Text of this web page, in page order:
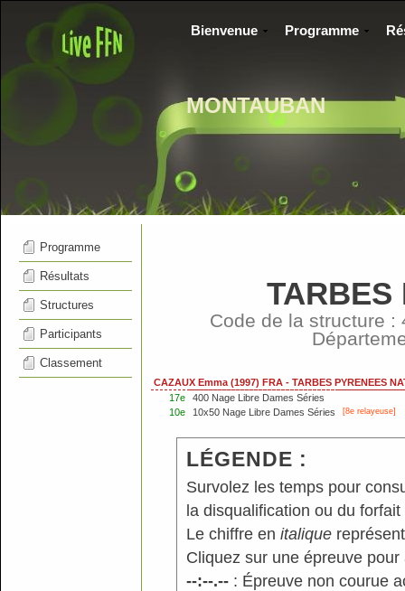
MONTAUBAN
Bienvenue Programme
Programme
Résultats
Structures
Participants
Classement
TARBES
Code de la structure :
CAZAUX Emma (1997) FRA - TARBES PYRENEES
17e
400 Nage Libre Dames Séries
10e
10x50 Nage Libre Dames Séries [8e relayeuse]
LÉGENDE :
Survolez les temps pour
la disqualification ou du forfait
Le chiffre en italique
Cliquez sur une épreuve
--:--.--: Épreuve non courue